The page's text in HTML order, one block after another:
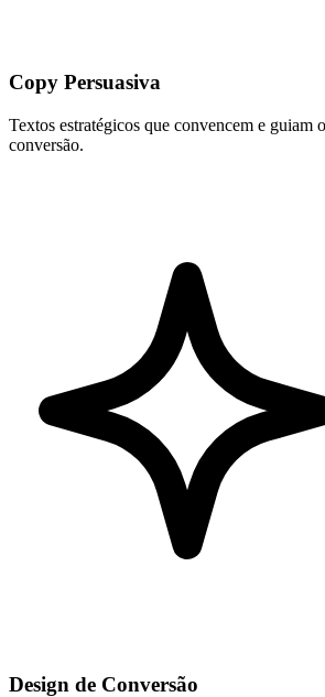
Copy Persuasiva
Textos estratégicos que convencem e guiam
conversão.
Design de Conversão